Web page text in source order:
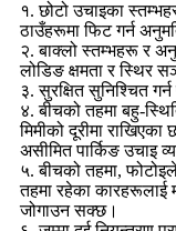
१. छोटो उचाइका
ठाउँहरूमा फिट गर्न
२. बाक्लो स्तम्भहरू र
लोडिङ क्षमता र स्थिर
३. सुरक्षित सुनिश्चित
४. बीचको तहमा बहु-
मिमीको दूरीमा
असीमित पार्किङ उचाइ
५. बीचको तहमा,
तहमा रहेका कारहरूलाई
जोगाउन सक्छ।